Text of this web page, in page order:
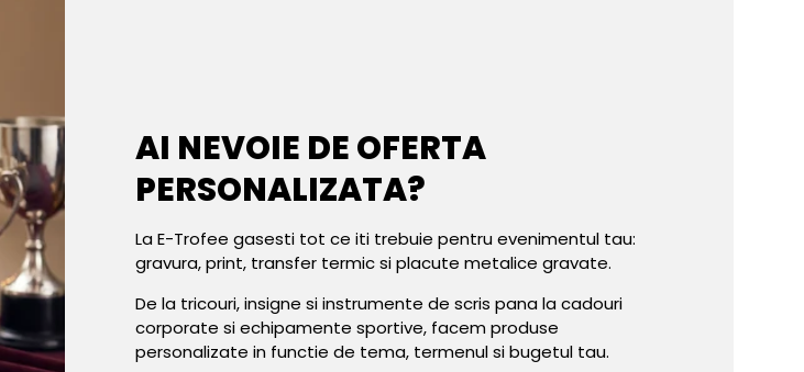
AI NEVOIE DE OFERTA
PERSONALIZATA?
La E-Trofee gasesti tot ce iti trebuie pentru evenimentul tau:
gravura, print, transfer termic si placute metalice gravate.
De la tricouri, insigne si instrumente de scris pana la cadouri
corporate si echipamente sportive, facem produse
personalizate in functie de tema, termenul si bugetul tau.